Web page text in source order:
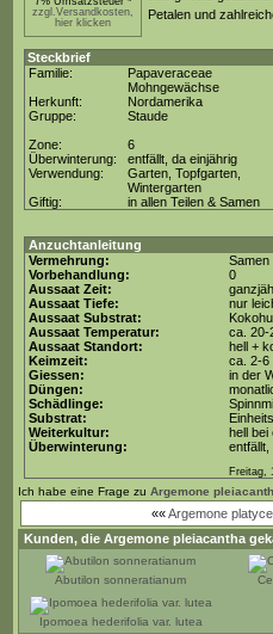
zzgl.Versandkosten,
hier klicken
Petalen und
Steckbrief
Familie:
Papaveraceae
Mohngewächse
Herkunft:
Nordamerika
Gruppe:
Staude
Zone:
6
Überwinterung:
entfällt, da einjährig
Verwendung:
Garten, Topfgarten,
Wintergarten
Giftig:
in allen Teilen & Samen
Anzuchtanleitung
Vermehrung:
Samen
Vorbehandlung:
0
Aussaat Zeit:
Aussaat Tiefe:
nur
Aussaat Substrat:
Aussaat Temperatur:
ca. 20-
Aussaat Standort:
hell +
Keimzeit:
ca. 2-6
Giessen:
in der
Düngen:
Schädlinge:
Substrat:
Weiterkultur:
hell bei
Überwinterung:
entfällt,
Freitag,
Ich habe eine Frage zu Argemone
««Argemone
Kunden, die Argemone pleiacantha
Abutilon sonneratianum
Ipomoea hederifolia var. lutea